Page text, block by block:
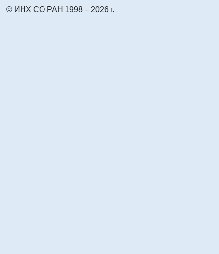
© ИНХ СО РАН 1998 – 2026 г.